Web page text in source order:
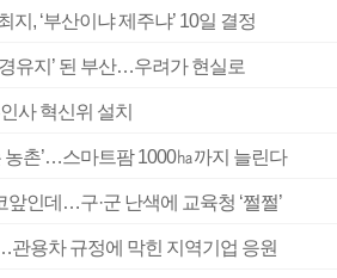
지, ‘부산이냐 제주냐’ 10일 결정
유지’ 된 부산…우려가 현실로
사 혁신위 설치
농촌’…스마트팜 1000㏊까지 늘린다
인데…구·군 난색에 교육청 ‘쩔쩔’
용차 규정에 막힌 지역기업 응원